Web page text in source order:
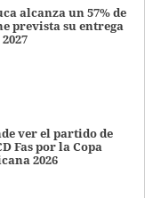
alcanza un 57% de
prevista su entrega
ver el partido de
Fas por la Copa
2026